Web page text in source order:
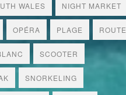
WALES NIGHT MARKET
OPÉRA PLAGE ROUTE
SCOOTER
SNORKELING